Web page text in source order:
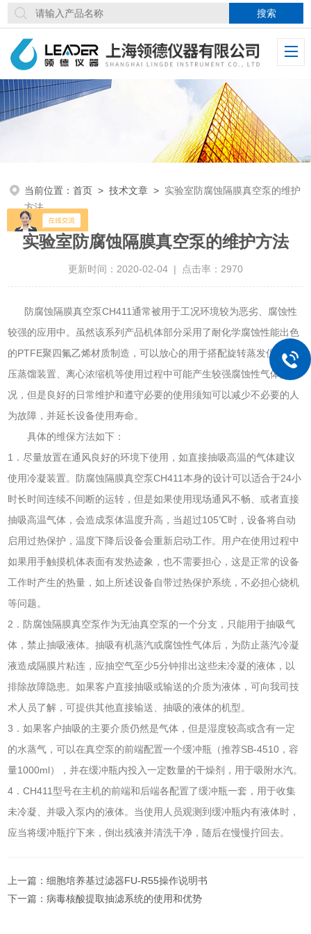
当前位置：首页 >技术文章 > 实验室防腐蚀隔膜真空泵的维护
方法
实验室防腐蚀隔膜真空泵的维护方法
更新时间：2020-02-04 | 点击率：2970
防腐蚀隔膜真空泵CH411通常被用于工况环境较为恶劣、腐蚀性
较强的应用中。虽然该系列产品机体部分采用了耐化学腐蚀性能出色
的PTFE聚四氟乙烯材质制造，可以放心的用于搭配旋转蒸发仪、减
压蒸馏装置、离心浓缩机等使用过程中可能产生较强腐蚀性气体的工
况，但是良好的日常维护和遵守必要的使用须知可以减少不必要的人
为故障，并延长设备使用寿命。
具体的维保方法如下：
1．尽量放置在通风良好的环境下使用，如直接抽吸高温的气体建议
使用冷凝装置。防腐蚀隔膜真空泵CH411本身的设计可以适合于24小
时长时间连续不间断的运转，但是如果使用现场通风不畅、或者直接
抽吸高温气体，会造成泵体温度升高，当超过105℃时，设备将自动
启用过热保护，温度下降后设备会重新启动工作。用户在使用过程中
如果用手触摸机体表面有发热迹象，也不需要担心，这是正常的设备
工作时产生的热量，如上所述设备自带过热保护系统，不必担心烧机
等问题。
2．防腐蚀隔膜真空泵作为无油真空泵的一个分支，只能用于抽吸气
体，禁止抽吸液体。抽吸有机蒸汽或腐蚀性气体后，为防止蒸汽冷凝
液造成隔膜片粘连，应抽空气至少5分钟排出这些未冷凝的液体，以
排除故障隐患。如果客户直接抽吸或输送的介质为液体，可向我司技
术人员了解，可提供其他直接输送、抽吸的液体的机型。
3．如果客户抽吸的主要介质仍然是气体，但是湿度较高或含有一定
的水蒸气，可以在真空泵的前端配置一个缓冲瓶（推荐SB-4510，容
量1000ml），并在缓冲瓶内投入一定数量的干燥剂，用于吸附水汽。
4．CH411型号在主机的前端和后端各配置了缓冲瓶一套，用于收集
未冷凝、并吸入泵内的液体。当使用人员观测到缓冲瓶内有液体时，
应当将缓冲瓶拧下来，倒出残液并清洗干净，随后在慢慢拧回去。
上一篇：细胞培养基过滤器FU-R55操作说明书
下一篇：病毒核酸提取抽滤系统的使用和优势